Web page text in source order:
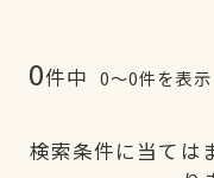
0件中 0〜0件を表示
検索条件に当ては